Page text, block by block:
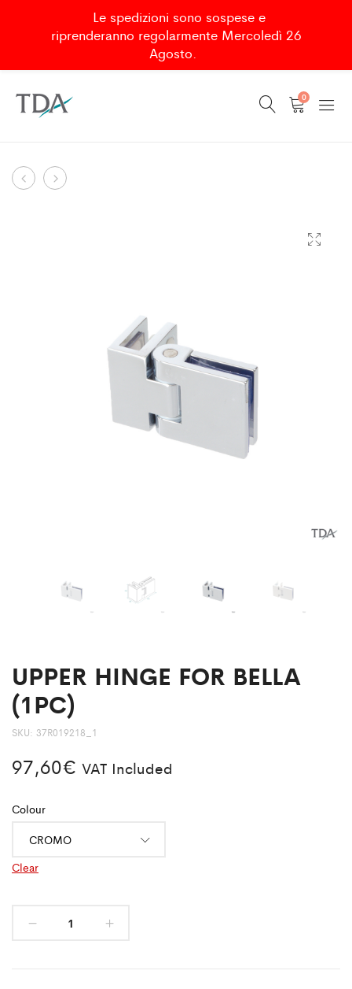
0
Product
CORNER
LOWER
UPPER HINGE FOR BELLA
(1PC)
SKU: 37R019218_1
97,60€ VAT Included
Colour
Clear
Le spedizioni sono sospese e
riprenderanno regolarmente Mercoledì 26
Agosto.